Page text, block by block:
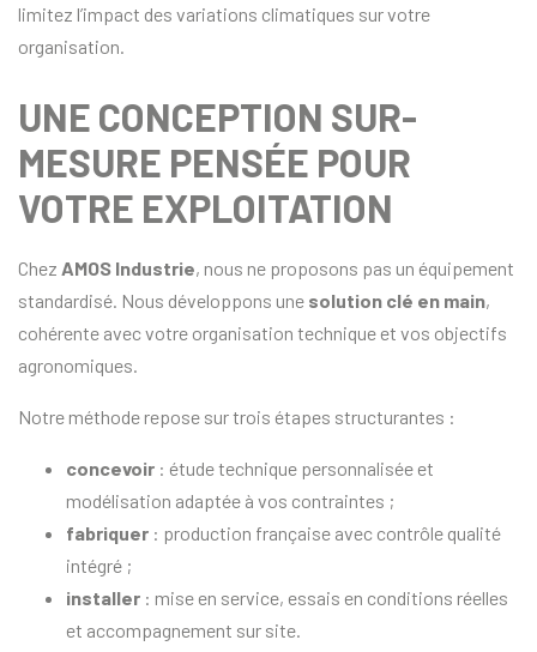
limitez l’impact des variations climatiques sur votre
organisation.
UNE CONCEPTION SUR-
MESURE PENSÉE POUR
VOTRE EXPLOITATION
Chez AMOS Industrie, nous ne proposons pas un équipement
standardisé. Nous développons une solution clé en main,
cohérente avec votre organisation technique et vos objectifs
agronomiques.
Notre méthode repose sur trois étapes structurantes :
concevoir : étude technique personnalisée et
modélisation adaptée à vos contraintes ;
fabriquer : production française avec contrôle qualité
intégré ;
installer : mise en service, essais en conditions réelles
et accompagnement sur site.